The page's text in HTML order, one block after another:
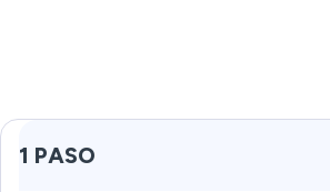
1 PASO